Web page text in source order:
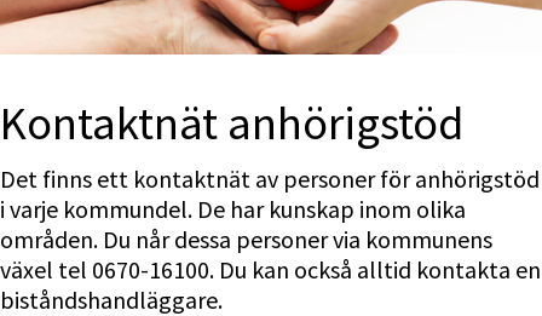
Kontaktnät anhörigstöd
Det finns ett kontaktnät av personer för anhörigstöd
i varje kommundel. De har kunskap inom olika
områden. Du når dessa personer via kommunens
växel tel 0670-16100. Du kan också alltid kontakta en
biståndshandläggare.